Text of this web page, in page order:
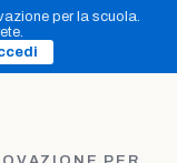
per la scuola.